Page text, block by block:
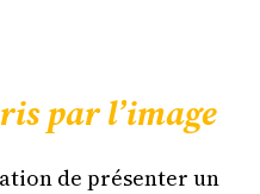
par l’image
de présenter un